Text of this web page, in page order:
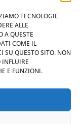
TECNOLOGIE
ALLE
A QUESTE
COME IL
SU QUESTO SITO. NON
INFLUIRE
E FUNZIONI.